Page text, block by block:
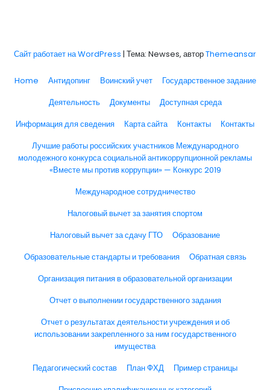
Сайт работает на WordPress | Тема: Newses, авторThemeansar
Home Антидопинг Воинский учет
Государственное задание
Деятельность
Документы
Доступная среда
Информация для сведения
Карта сайта Контакты
Контакты
Лучшие работы российских участников Международного
молодежного конкурса социальной антикоррупционной рекламы
«Вместе мы против коррупции» — Конкурс 2019
Международное сотрудничество
Налоговый вычет за занятия спортом
Налоговый вычет за сдачу ГТО
Образование
Образовательные стандарты и требования
Обратная связь
Организация питания в образовательной организации
Отчет о выполнении государственного задания
Отчет о результатах деятельности учреждения и об
использовании закрепленного за ним государственного
имущества
Педагогический состав
План ФХД
Пример страницы